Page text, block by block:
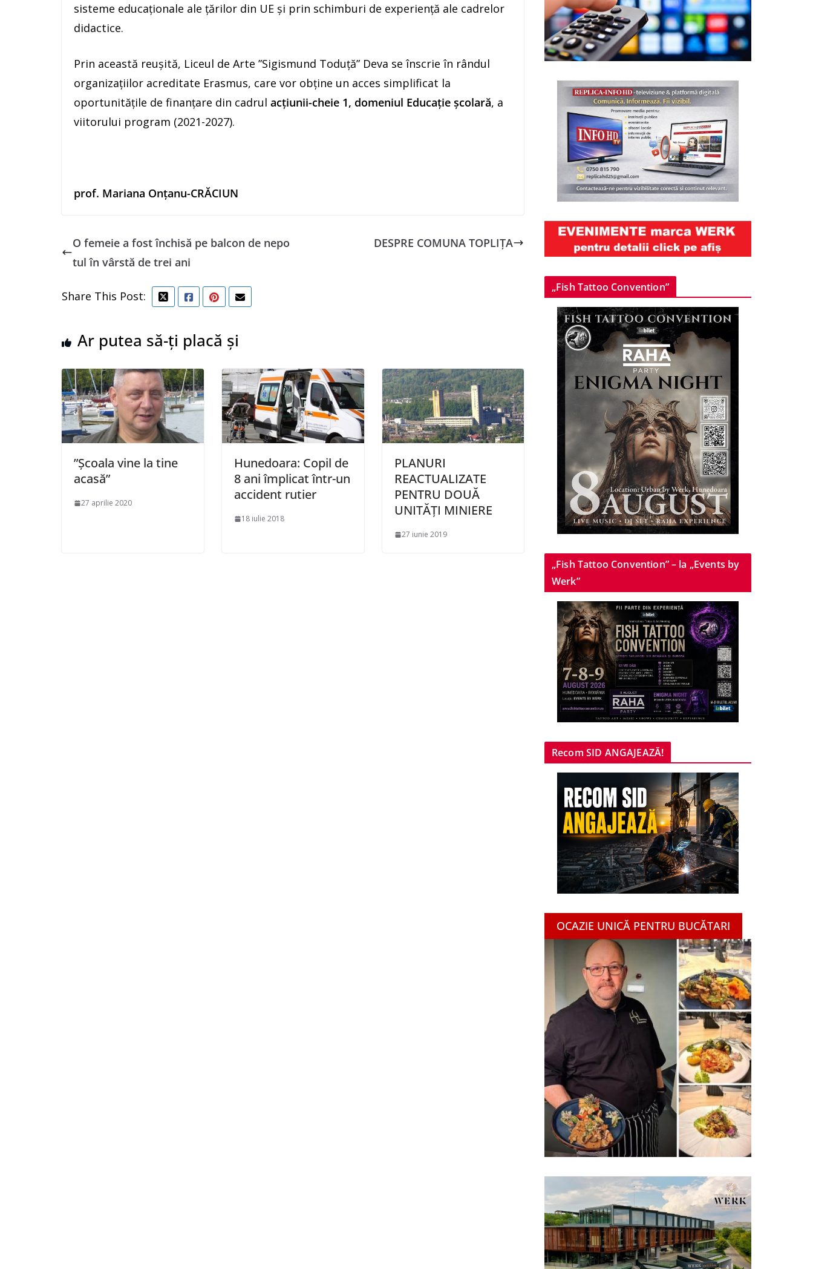
sisteme educaționale ale țărilor din UE și prin schimburi de experiență ale cadrelor
didactice.
Prin această reușită, Liceul de Arte ”Sigismund Toduță” Deva se înscrie în rândul
organizațiilor acreditate Erasmus, care vor obține un acces simplificat la
oportunitățile de finanțare din cadrul acțiunii-cheie 1, domeniul Educație școlară, a
viitorului program (2021-2027).
prof. Mariana Onțanu-CRĂCIUN
O femeie a fost închisă pe balcon de nepo
tul în vârstă de trei ani
DESPRE COMUNA TOPLIȚA
Share This Post:
Ar putea să-ți placă și
”Școala vine la tine
acasă”
27 aprilie 2020
Hunedoara: Copil de
8 ani împlicat într-un
accident rutier
18 iulie 2018
PLANURI
REACTUALIZATE
PENTRU DOUĂ
UNITĂȚI MINIERE
27 iunie 2019
„Fish Tattoo Convention”
„Fish Tattoo Convention” – la „Events by
Werk”
Recom SID ANGAJEAZĂ!
OCAZIE UNICĂ PENTRU BUCĂTARI